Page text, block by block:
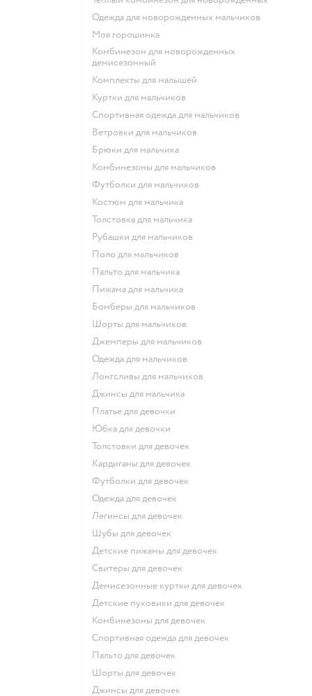
Одежда для новорожденных мальчиков
Моя горошинка
Комбинезон для новорожденных
демисезонный
Комплекты для малышей
Куртки для мальчиков
Спортивная одежда для мальчиков
Ветровки для мальчиков
Брюки для мальчика
Комбинезоны для мальчиков
Футболки для мальчиков
Костюм для мальчика
Толстовка для мальчика
Рубашки для мальчиков
Поло для мальчиков
Пальто для мальчика
Пижама для мальчика
Бомберы для мальчиков
Шорты для мальчиков
Джемперы для мальчиков
Одежда для мальчиков
Лонгсливы для мальчиков
Джинсы для мальчика
Платье для девочки
Юбка для девочки
Толстовки для девочек
Кардиганы для девочек
Футболки для девочек
Одежда для девочек
Легинсы для девочек
Шубы для девочек
Детские пижамы для девочек
Свитеры для девочек
Демисезонные куртки для девочек
Детские пуховики для девочек
Комбинезоны для девочек
Спортивная одежда для девочек
Пальто для девочек
Шорты для девочек
Джинсы для девочек